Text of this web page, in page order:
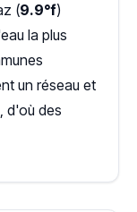
(9.9°f)
la plus
un réseau et
d'où des